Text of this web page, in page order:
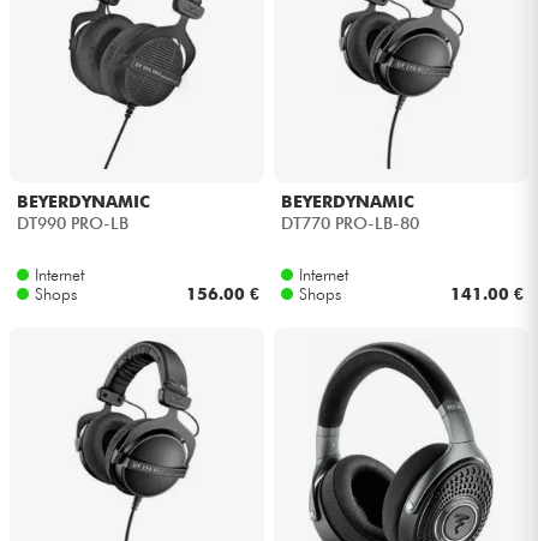
BEYERDYNAMIC
DT990 PRO-LB
Internet
Shops
156.00 €
BEYERDYNAMIC
DT770 PRO-LB-80
Internet
Shops
141.00 €